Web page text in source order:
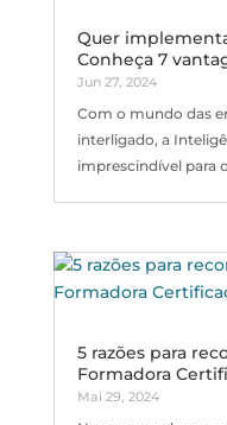
Quer
Conheça 7
Jun 27, 2024
Com o mundo das
interligado, a
imprescindível para
5 razões para
Formadora
Mai 29, 2024